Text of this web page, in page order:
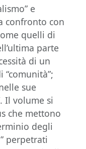
e
confronto con
quelli di
parte
di un
sue
Il volume si
che mettono
degli
perpetrati